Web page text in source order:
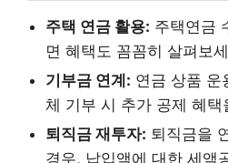
주택 연금 활용: 주택연금
면 혜택도 꼼꼼히 살펴보
기부금 연계: 연금 상품 운
체 기부 시 추가 공제 혜
퇴직금 재투자: 퇴직금을
경우, 납입액에 대한 세액